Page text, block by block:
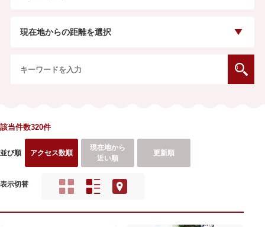
現在地からの距離を選択
該当件数320件
並び順 アクセス数順
現在地から
近い順
更新順
表示切替